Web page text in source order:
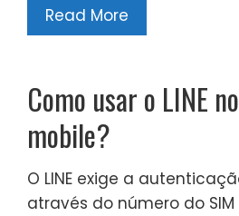
Read More
Como usar o LINE
mobile?
O LINE exige a
através do número do